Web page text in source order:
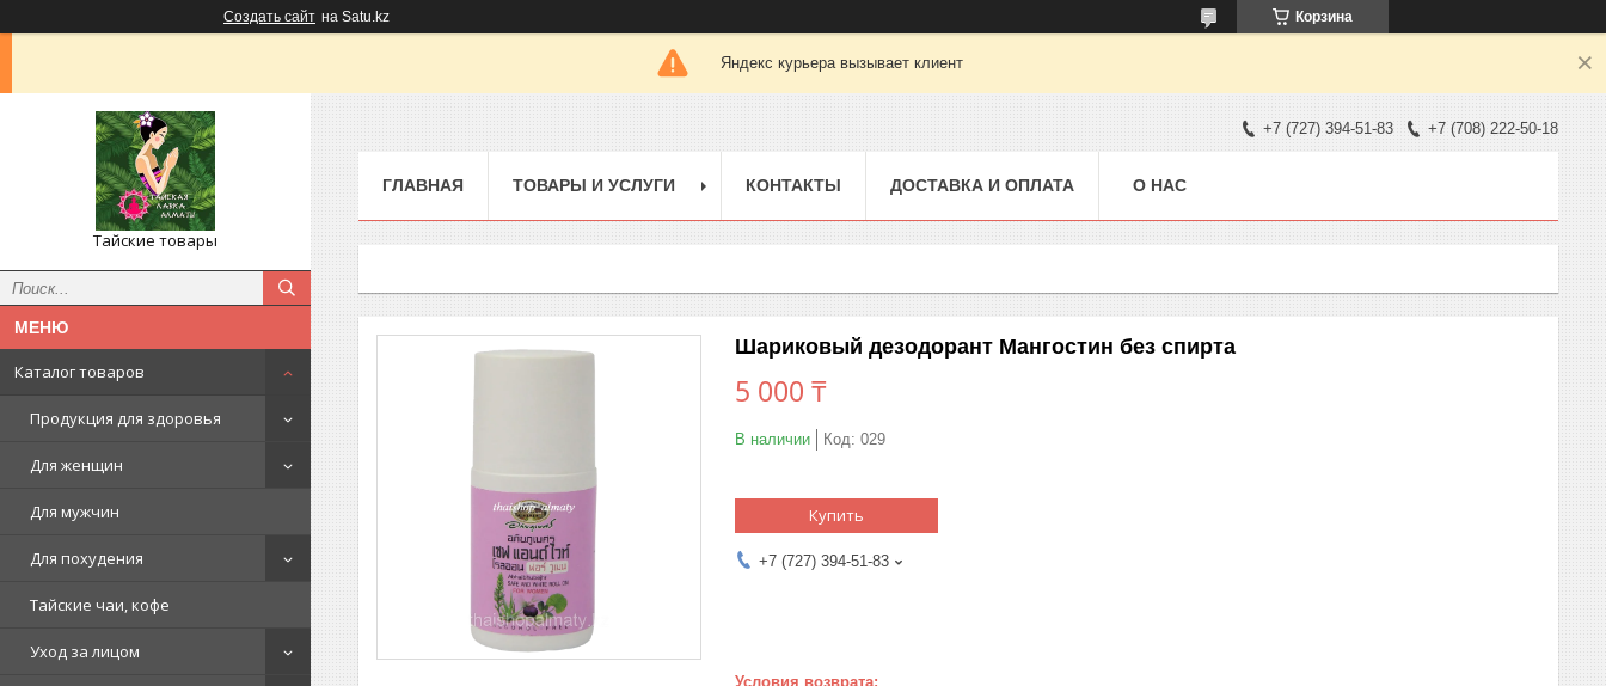
Создать сайт на Satu.kz Корзина
Яндекс курьера вызывает клиент
Тайские товары
Каталог товаров
Продукция для здоровья
Для женщин
Для мужчин
Для похудения
Тайские чаи, кофе
Уход за лицом
+7 (727) 394-51-83 +7 (708) 222-50-18
ГЛАВНАЯ ТОВАРЫ И УСЛУГИ КОНТАКТЫ ДОСТАВКА И ОПЛАТА О НАС
Шариковый дезодорант Мангостин без спирта
5 000 ₸
В наличии Код: 029
Купить
+7 (727) 394-51-83